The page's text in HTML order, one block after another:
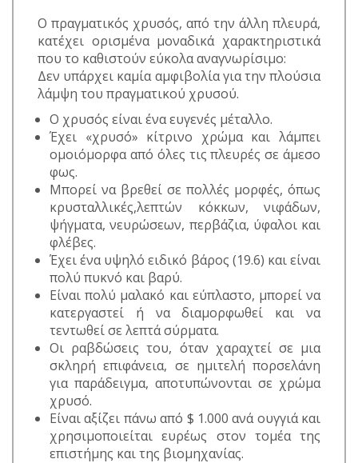
Ο πραγματικός χρυσός, από την άλλη πλευρά,
κατέχει ορισμένα μοναδικά χαρακτηριστικά
που το καθιστούν εύκολα αναγνωρίσιμο:
Δεν υπάρχει καμία αμφιβολία για την πλούσια
λάμψη του πραγματικού χρυσού.
Ο χρυσός είναι ένα ευγενές μέταλλο.
Έχει «χρυσό» κίτρινο χρώμα και λάμπει
ομοιόμορφα από όλες τις πλευρές σε άμεσο
φως.
Μπορεί να βρεθεί σε πολλές μορφές, όπως
κρυσταλλικές,λεπτών κόκκων, νιφάδων,
ψήγματα, νευρώσεων, περβάζια, ύφαλοι και
φλέβες.
Έχει ένα υψηλό ειδικό βάρος (19.6) και είναι
πολύ πυκνό και βαρύ.
Είναι πολύ μαλακό και εύπλαστο, μπορεί να
κατεργαστεί ή να διαμορφωθεί και να
τεντωθεί σε λεπτά σύρματα.
Οι ραβδώσεις του, όταν χαραχτεί σε μια
σκληρή επιφάνεια, σε ημιτελή πορσελάνη
για παράδειγμα, αποτυπώνονται σε χρώμα
χρυσό.
Είναι αξίζει πάνω από $ 1.000 ανά ουγγιά και
χρησιμοποιείται ευρέως στον τομέα της
επιστήμης και της βιομηχανίας.